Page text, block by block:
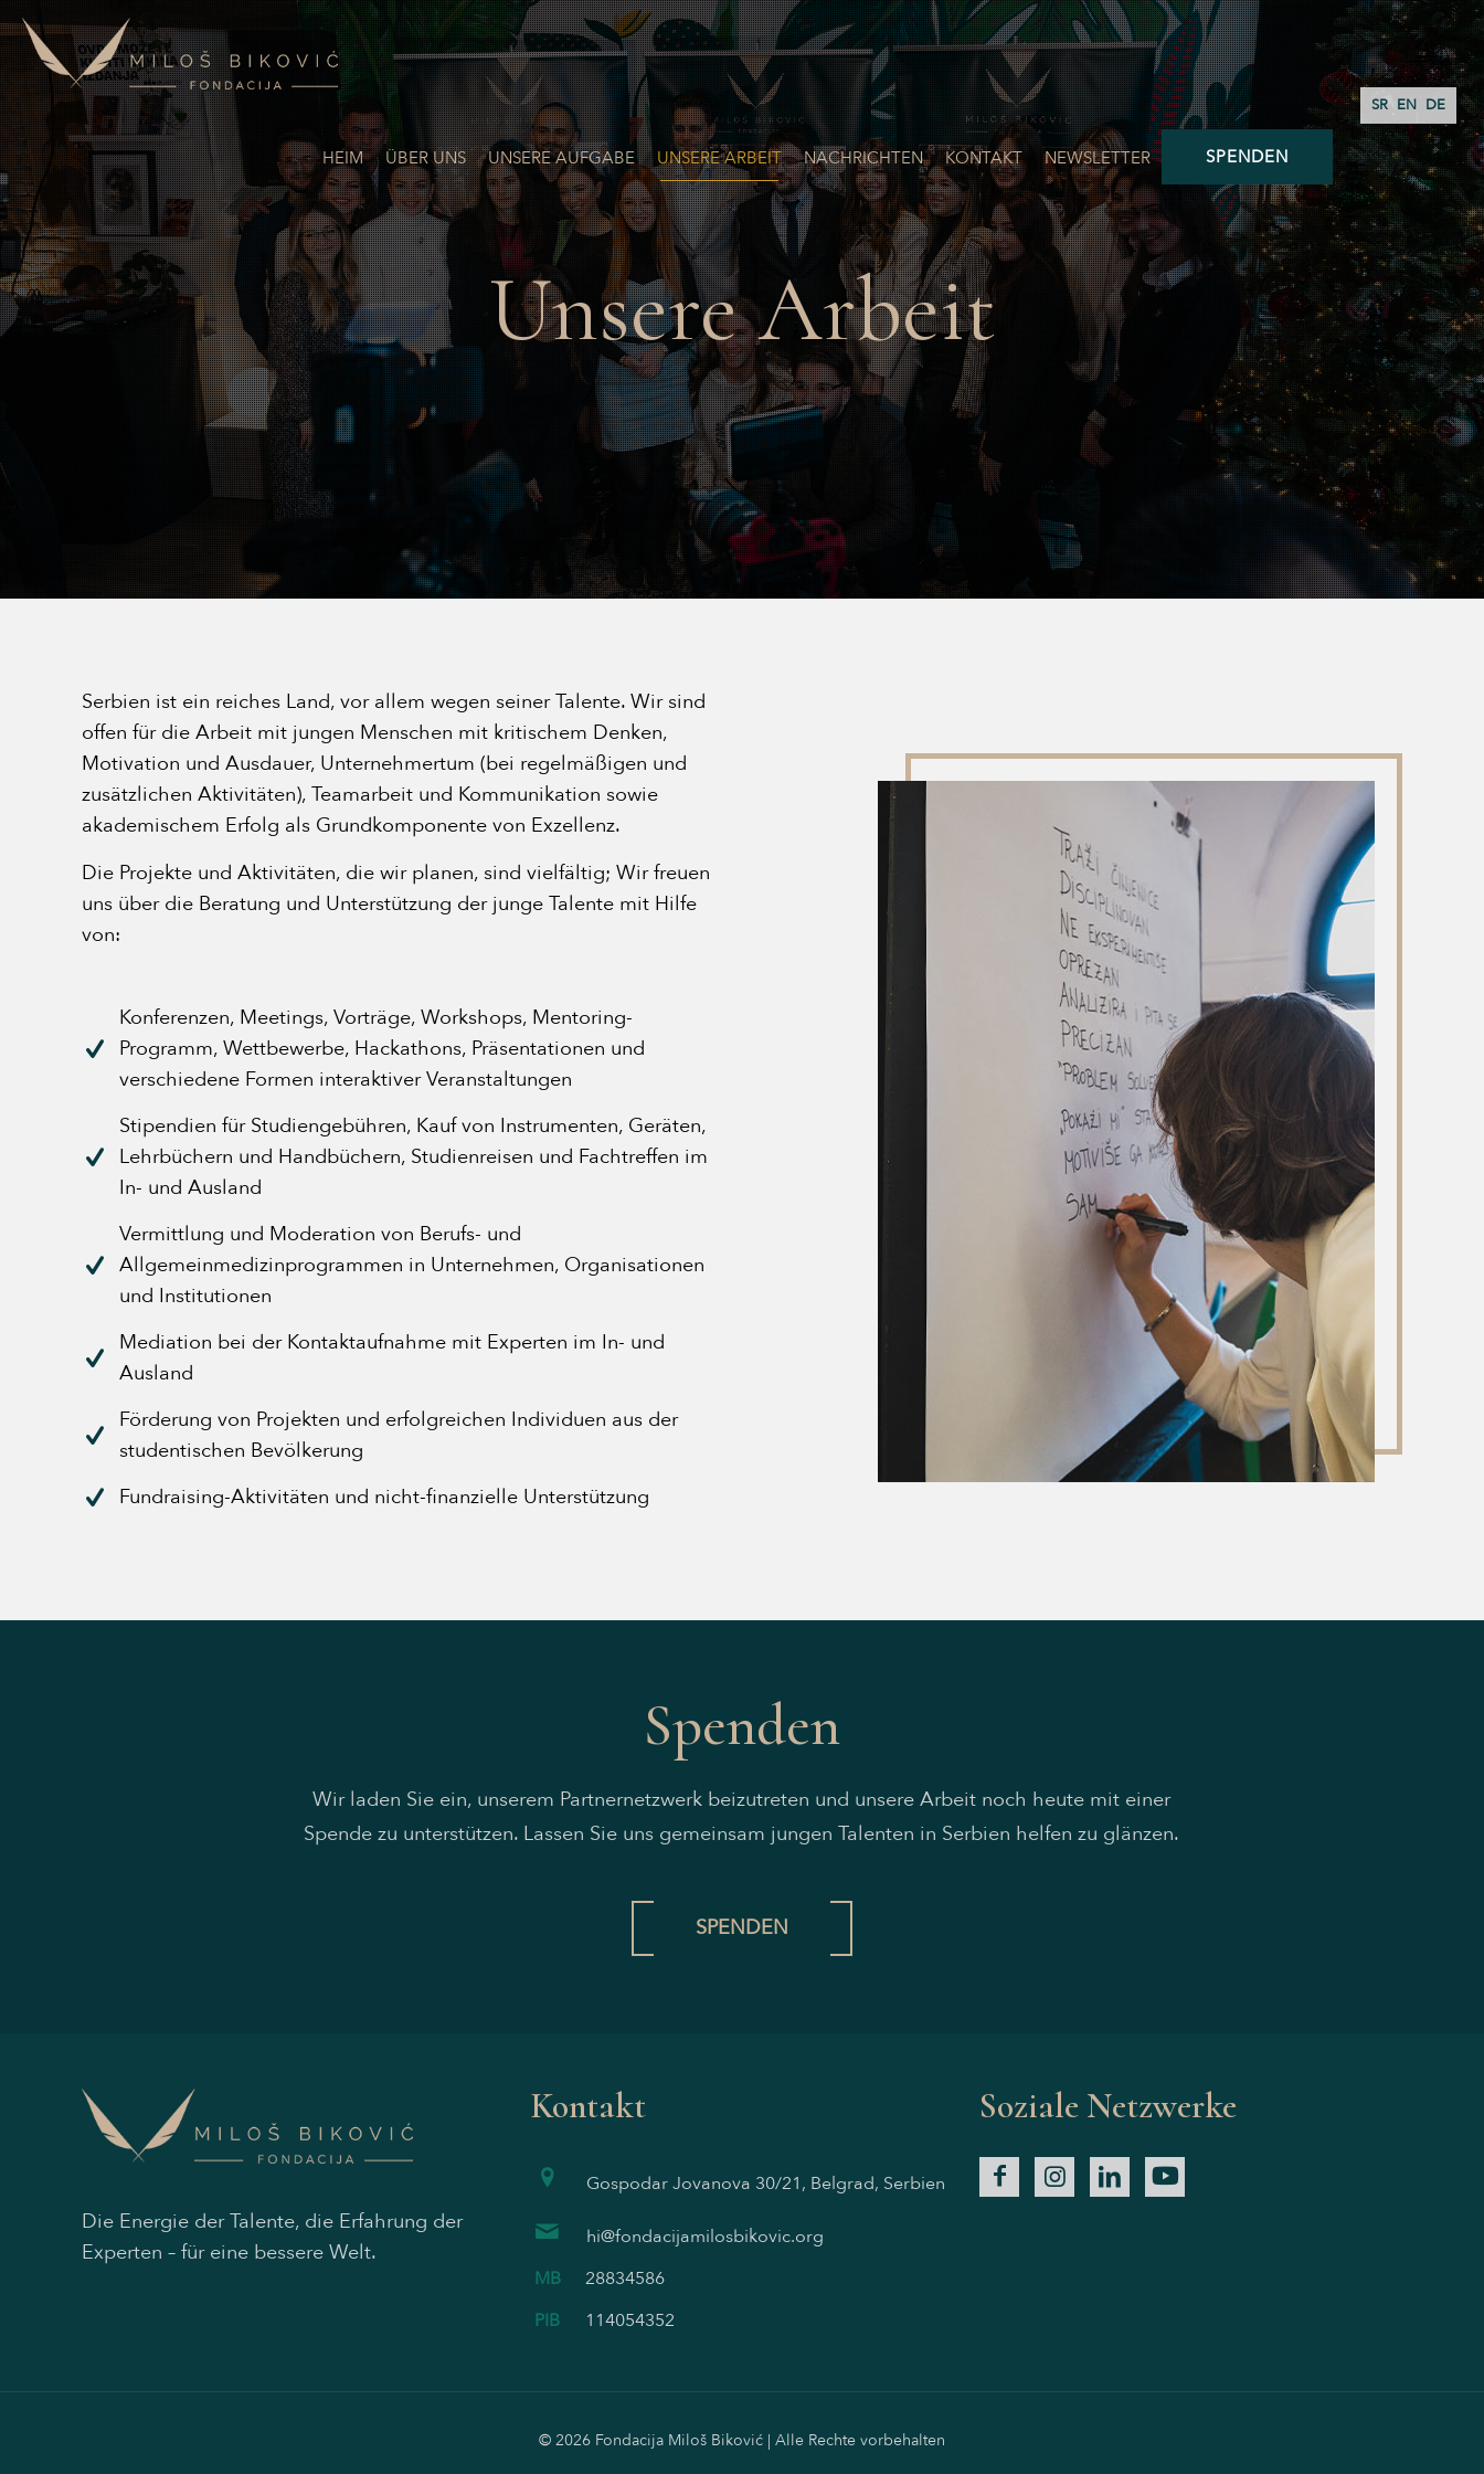
HEIM ÜBER UNS UNSERE AUFGABE UNSERE ARBEIT NACHRICHTEN KONTAKT NEWSLETTER SPENDEN
SR EN DE
Unsere Arbeit
Serbien ist ein reiches Land, vor allem wegen seiner Talente. Wir sind
offen für die Arbeit mit jungen Menschen mit kritischem Denken,
Motivation und Ausdauer, Unternehmertum (bei regelmäßigen und
zusätzlichen Aktivitäten), Teamarbeit und Kommunikation sowie
akademischem Erfolg als Grundkomponente von Exzellenz.
Die Projekte und Aktivitäten, die wir planen, sind vielfältig; Wir freuen
uns über die Beratung und Unterstützung der junge Talente mit Hilfe
von:
Konferenzen, Meetings, Vorträge, Workshops, Mentoring-
Programm, Wettbewerbe, Hackathons, Präsentationen und
verschiedene Formen interaktiver Veranstaltungen
Stipendien für Studiengebühren, Kauf von Instrumenten, Geräten,
Lehrbüchern und Handbüchern, Studienreisen und Fachtreffen im
In- und Ausland
Vermittlung und Moderation von Berufs- und
Allgemeinmedizinprogrammen in Unternehmen, Organisationen
und Institutionen
Mediation bei der Kontaktaufnahme mit Experten im In- und
Ausland
Förderung von Projekten und erfolgreichen Individuen aus der
studentischen Bevölkerung
Fundraising-Aktivitäten und nicht-finanzielle Unterstützung
Spenden
Wir laden Sie ein, unserem Partnernetzwerk beizutreten und unsere Arbeit noch heute mit einer
Spende zu unterstützen. Lassen Sie uns gemeinsam jungen Talenten in Serbien helfen zu glänzen.
SPENDEN
Die Energie der Talente, die Erfahrung der
Experten – für eine bessere Welt.
Kontakt
Gospodar Jovanova 30/21, Belgrad, Serbien
hi@fondacijamilosbikovic.org
MB
28834586
PIB
114054352
Soziale Netzwerke
© 2026 Fondacija Miloš Biković | Alle Rechte vorbehalten